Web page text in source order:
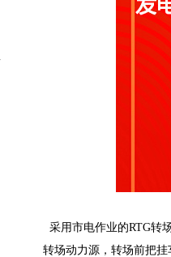
采用市电作业的RTG转
转场动力源，转场前把挂